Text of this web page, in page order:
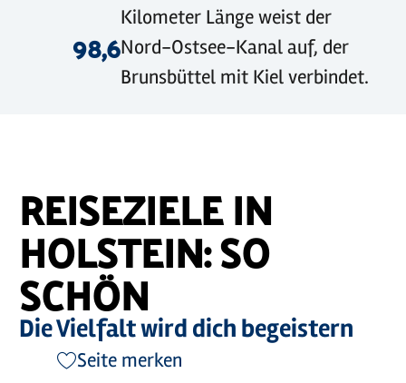
98,6
Kilometer Länge weist der
Nord-Ostsee-Kanal auf, der
Brunsbüttel mit Kiel verbindet.
REISEZIELE IN
HOLSTEIN: SO
SCHÖN
Die Vielfalt wird dich begeistern
Seite merken